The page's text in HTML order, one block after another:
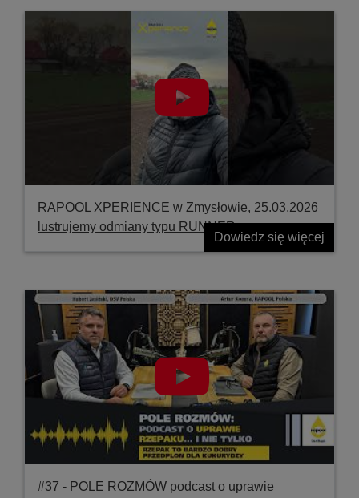
RAPOOL XPERIENCE w Zmysłowie, 25.03.2026
lustrujemy odmiany typu RUNNER
Dowiedz się więcej
#37 ‐ POLE ROZMÓW podcast o uprawie